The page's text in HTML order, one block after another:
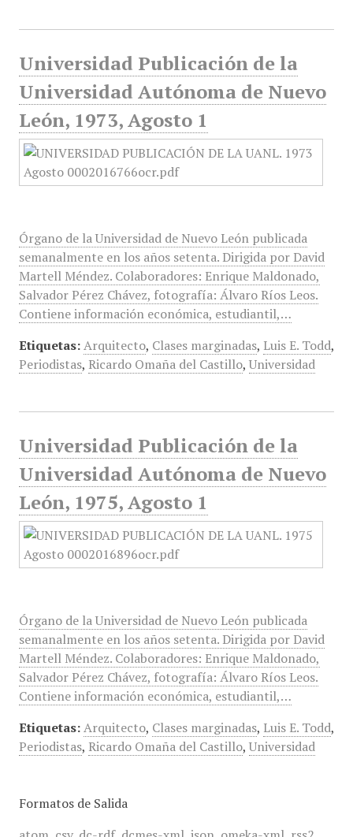
Universidad Publicación de la
Universidad Autónoma de Nuevo
León, 1973, Agosto 1
Órgano de la Universidad de Nuevo León publicada
semanalmente en los años setenta. Dirigida por David
Martell Méndez. Colaboradores: Enrique Maldonado,
Salvador Pérez Chávez, fotografía: Álvaro Ríos Leos.
Contiene información económica, estudiantil,…
Etiquetas: Arquitecto, Clases marginadas, Luis E. Todd,
Periodistas, Ricardo Omaña del Castillo, Universidad
Universidad Publicación de la
Universidad Autónoma de Nuevo
León, 1975, Agosto 1
Órgano de la Universidad de Nuevo León publicada
semanalmente en los años setenta. Dirigida por David
Martell Méndez. Colaboradores: Enrique Maldonado,
Salvador Pérez Chávez, fotografía: Álvaro Ríos Leos.
Contiene información económica, estudiantil,…
Etiquetas: Arquitecto, Clases marginadas, Luis E. Todd,
Periodistas, Ricardo Omaña del Castillo, Universidad
Formatos de Salida